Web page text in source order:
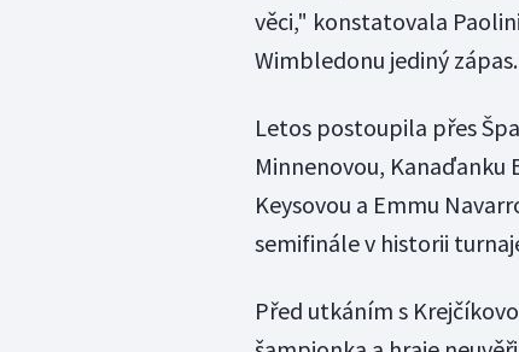
věci," konstatovala
Wimbledonu jediný zápas.
Letos postoupila přes
Minnenovou, Kanaďanku
Keysovou a Emmu
semifinále v historii
Před utkáním s